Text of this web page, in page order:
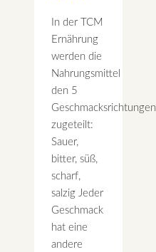
In der TCM
Ernährung
werden die
Nahrungsmittel
den 5
Geschmacksrichtungen
zugeteilt:
Sauer,
bitter, süß,
scharf,
salzig Jeder
Geschmack
hat eine
andere